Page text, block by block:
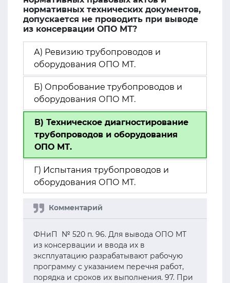
нормативных технических документов,
допускается не проводить при выводе
из консервации ОПО МТ?
А) Ревизию трубопроводов и
оборудования ОПО МТ.
Б) Опробование трубопроводов и
оборудования ОПО МТ.
В) Техническое диагностирование
трубопроводов и оборудования
ОПО МТ.
Г) Испытания трубопроводов и
оборудования ОПО МТ.
ФНиП № 520 п. 96. Для вывода ОПО МТ
из консервации и ввода их в
эксплуатацию разрабатывают рабочую
программу с указанием перечня работ,
порядка и сроков их выполнения. 97. При